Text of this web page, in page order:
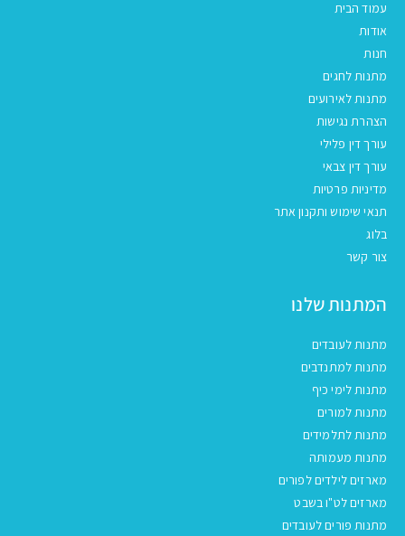
עמוד הבית
אודות
חנות
מתנות לחגים
מתנות לאירועים
הצהרת נגישות
עורך דין פלילי
עורך דין צבאי
מדיניות פרטיות
תנאי שימוש ותקנון אתר
בלוג
צור קשר
המתנות שלנו
מתנות לעובדים
מתנות למתנדבים
מתנות לימי כיף
מתנות למורים
מתנות לתלמידים
מתנות מעמותה
מארזים לילדים לפורים
מארזים לט"ו בשבט
מתנות פורים לעובדים